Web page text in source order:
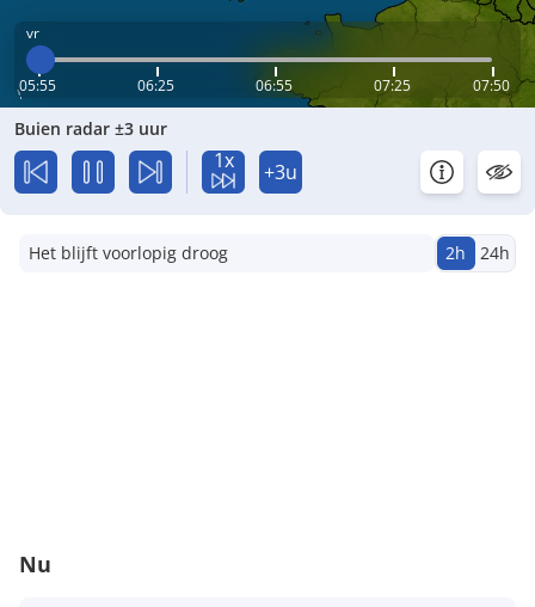
vr
05:55 06:25 06:55 07:25 07:50
Buien radar ±3 uur
1x +3u
Het blijft voorlopig droog 2h 24h
Nu